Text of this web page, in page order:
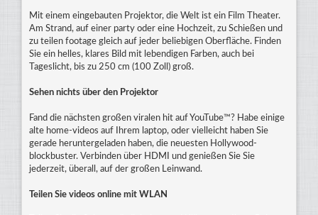
Mit einem eingebauten Projektor, die Welt ist ein Film Theater.
Am Strand, auf einer party oder eine Hochzeit, zu Schießen und
zu teilen footage gleich auf jeder beliebigen Oberfläche. Finden
Sie ein helles, klares Bild mit lebendigen Farben, auch bei
Tageslicht, bis zu 250 cm (100 Zoll) groß.
Sehen nichts über den Projektor
Fand die nächsten großen viralen hit auf YouTube™? Habe einige
alte home-videos auf Ihrem laptop, oder vielleicht haben Sie
gerade heruntergeladen haben, die neuesten Hollywood-
blockbuster. Verbinden über HDMI und genießen Sie Sie
jederzeit, überall, auf der großen Leinwand.
Teilen Sie videos online mit WLAN